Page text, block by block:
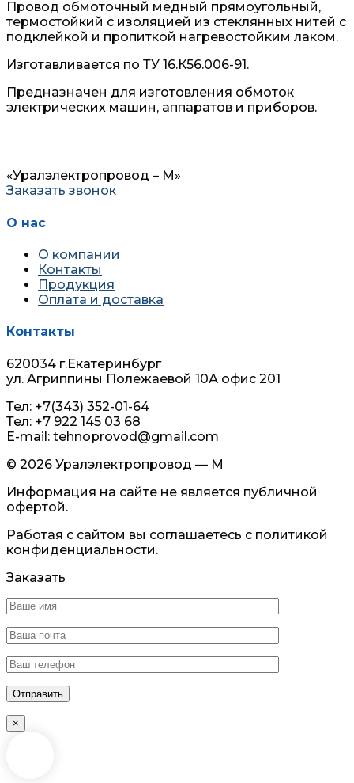
Провод обмоточный медный прямоугольный,
термостойкий с изоляцией из стеклянных нитей с
подклейкой и пропиткой нагревостойким лаком.
Изготавливается по ТУ 16.К56.006-91.
Предназначен для изготовления обмоток
электрических машин, аппаратов и приборов.
«Уралэлектропровод – М»
Заказать звонок
О нас
О компании
Контакты
Продукция
Оплата и доставка
Контакты
620034 г.Екатеринбург
ул. Агриппины Полежаевой 10А офис 201
Тел: +7(343) 352-01-64
Тел: +7 922 145 03 68
E-mail: tehnoprovod@gmail.com
© 2026 Уралэлектропровод — М
Информация на сайте не является публичной
офертой.
Работая с сайтом вы соглашаетесь с политикой
конфиденциальности.
Заказать
×